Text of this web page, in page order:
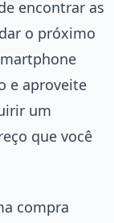
encontrar as
o próximo
e aproveite
um
que você
compra